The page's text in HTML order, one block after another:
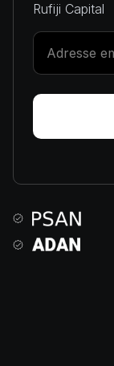
Rufiji Capital